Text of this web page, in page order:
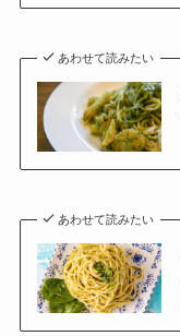
あわせて読みたい
あわせて読みたい